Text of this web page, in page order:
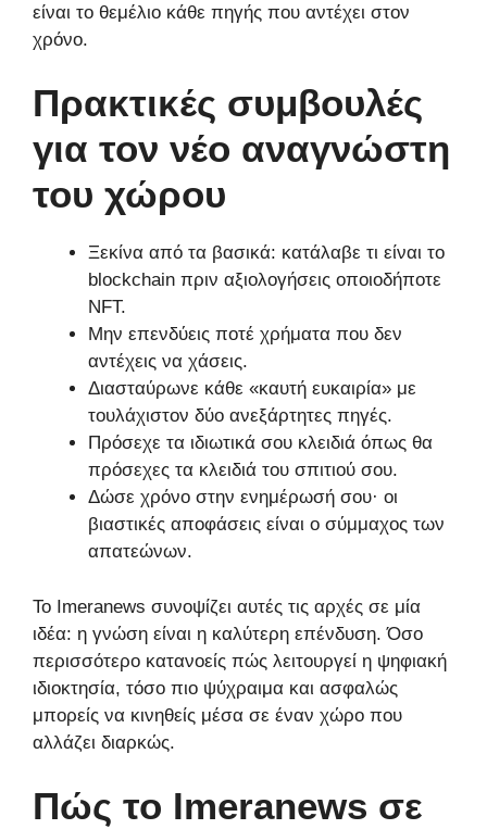
είναι το θεμέλιο κάθε πηγής που αντέχει στον
χρόνο.
Πρακτικές συμβουλές
για τον νέο αναγνώστη
του χώρου
Ξεκίνα από τα βασικά: κατάλαβε τι είναι το
blockchain πριν αξιολογήσεις οποιοδήποτε
NFT.
Μην επενδύεις ποτέ χρήματα που δεν
αντέχεις να χάσεις.
Διασταύρωνε κάθε «καυτή ευκαιρία» με
τουλάχιστον δύο ανεξάρτητες πηγές.
Πρόσεχε τα ιδιωτικά σου κλειδιά όπως θα
πρόσεχες τα κλειδιά του σπιτιού σου.
Δώσε χρόνο στην ενημέρωσή σου· οι
βιαστικές αποφάσεις είναι ο σύμμαχος των
απατεώνων.
Το Imeranews συνοψίζει αυτές τις αρχές σε μία
ιδέα: η γνώση είναι η καλύτερη επένδυση. Όσο
περισσότερο κατανοείς πώς λειτουργεί η ψηφιακή
ιδιοκτησία, τόσο πιο ψύχραιμα και ασφαλώς
μπορείς να κινηθείς μέσα σε έναν χώρο που
αλλάζει διαρκώς.
Πώς το Imeranews σε